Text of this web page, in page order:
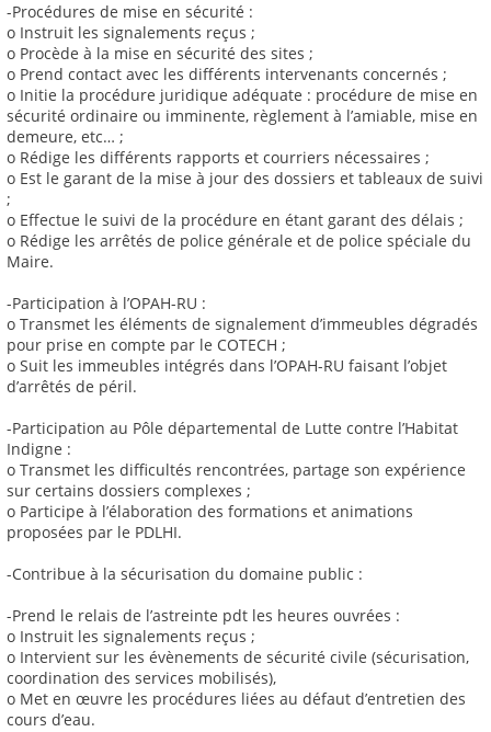
-Procédures de mise en sécurité :
o Instruit les signalements reçus ;
o Procède à la mise en sécurité des sites ;
o Prend contact avec les différents intervenants concernés ;
o Initie la procédure juridique adéquate : procédure de mise en
sécurité ordinaire ou imminente, règlement à l’amiable, mise en
demeure, etc… ;
o Rédige les différents rapports et courriers nécessaires ;
o Est le garant de la mise à jour des dossiers et tableaux de suivi
;
o Effectue le suivi de la procédure en étant garant des délais ;
o Rédige les arrêtés de police générale et de police spéciale du
Maire.
-Participation à l’OPAH-RU :
o Transmet les éléments de signalement d’immeubles dégradés
pour prise en compte par le COTECH ;
o Suit les immeubles intégrés dans l’OPAH-RU faisant l’objet
d’arrêtés de péril.
-Participation au Pôle départemental de Lutte contre l’Habitat
Indigne :
o Transmet les difficultés rencontrées, partage son expérience
sur certains dossiers complexes ;
o Participe à l’élaboration des formations et animations
proposées par le PDLHI.
-Contribue à la sécurisation du domaine public :
-Prend le relais de l’astreinte pdt les heures ouvrées :
o Instruit les signalements reçus ;
o Intervient sur les évènements de sécurité civile (sécurisation,
coordination des services mobilisés),
o Met en œuvre les procédures liées au défaut d’entretien des
cours d’eau.